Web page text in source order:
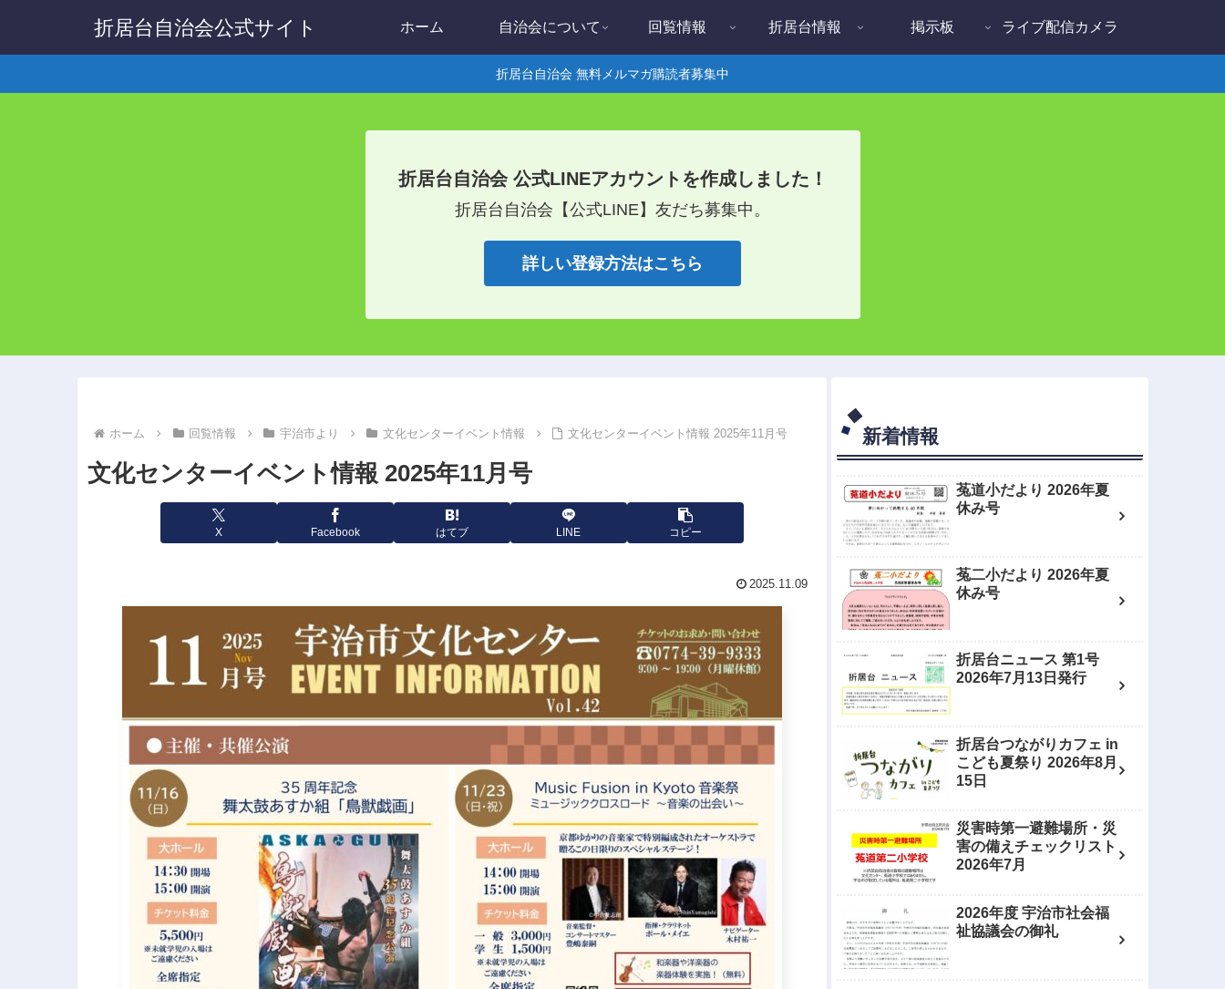
折居台自治会公式サイト ホーム 自治会について 回覧情報 折居台情報 掲示板 ライブ配信カメラ
折居台自治会 無料メルマガ購読者募集中
折居台自治会 公式LINEアカウントを作成しました！
折居台自治会【公式LINE】友だち募集中。
詳しい登録方法はこちら
ホーム 回覧情報 宇治市より 文化センターイベント情報 文化センターイベント情報 2025年11月号
文化センターイベント情報 2025年11月号
X Facebook はてブ LINE コピー
2025.11.09
新着情報
菟道小だより 2026年夏
休み号
菟二小だより 2026年夏
休み号
折居台ニュース 第1号
2026年7月13日発行
折居台つながりカフェ in
こども夏祭り 2026年8月
15日
災害時第一避難場所・災
害の備えチェックリスト
2026年7月
2026年度 宇治市社会福
祉協議会の御礼